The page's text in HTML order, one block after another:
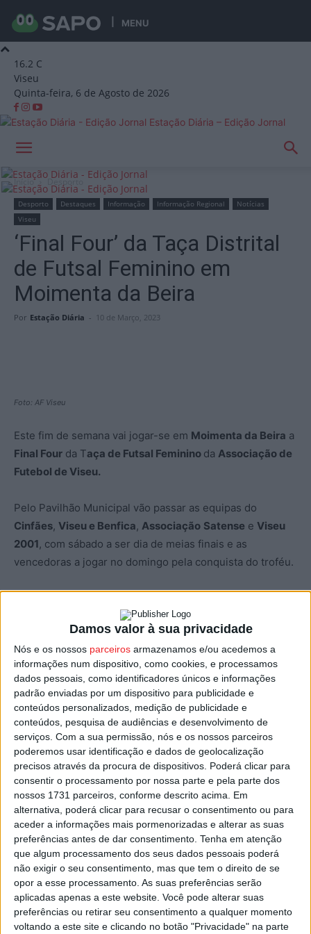
Damos valor à sua privacidade
Nós e os nossos parceiros armazenamos e/ou acedemos a
informações num dispositivo, como cookies, e processamos
dados pessoais, como identificadores únicos e informações
padrão enviadas por um dispositivo para publicidade e
conteúdos personalizados, medição de publicidade e
conteúdos, pesquisa de audiências e desenvolvimento de
serviços. Com a sua permissão, nós e os nossos parceiros
poderemos usar identificação e dados de geolocalização
precisos através da procura de dispositivos. Poderá clicar para
consentir o processamento por nossa parte e pela parte dos
nossos 1731 parceiros, conforme descrito acima. Em
alternativa, poderá clicar para recusar o consentimento ou para
aceder a informações mais pormenorizadas e alterar as suas
preferências antes de dar consentimento. Tenha em atenção
que algum processamento dos seus dados pessoais poderá
não exigir o seu consentimento, mas que tem o direito de se
opor a esse processamento. As suas preferências serão
aplicadas apenas a este website. Você pode alterar suas
preferências ou retirar seu consentimento a qualquer momento
voltando a este site e clicando no botão "Privacidade" na parte
MENU
16.2 C
Viseu
Quinta-feira, 6 de Agosto de 2026
Estação Diária – Edição Jornal
Início Desporto
Desporto Destaques Informação Informação Regional
Notícias
Viseu
‘Final Four’ da Taça Distrital
de Futsal Feminino em
Moimenta da Beira
Por Estação Diária - 10 de Março, 2023
Foto: AF Viseu
Este fim de semana vai jogar-se em Moimenta da Beira a
Final Four da Taça de Futsal Feminino da Associação de
Futebol de Viseu.
Pelo Pavilhão Municipal vão passar as equipas do
Cinfães, Viseu e Benfica, Associação Satense e Viseu
2001, com sábado a ser dia de meias finais e as
vencedoras a jogar no domingo pela conquista do troféu.
15:30, entre Cinfães e Viseu e Benfica, seguida pelas
17:30 do jogo entre Associação Satense e Viseu 2001,
campeãs distritais de futsal feminino que procuram a
conquista de mais um troféu distrital antes de jogarem a
Taça Nacional.
A Final da Taça Feminina de Futsal da Associação de
Futebol de Viseu está marcada para domingo, pelas
16:00.
Esta e outras notícias para ouvir na Estação Diária – 96.8
FM ou em www.968.fm.
Pub
TAGS AF Viseu Futsal Feminino